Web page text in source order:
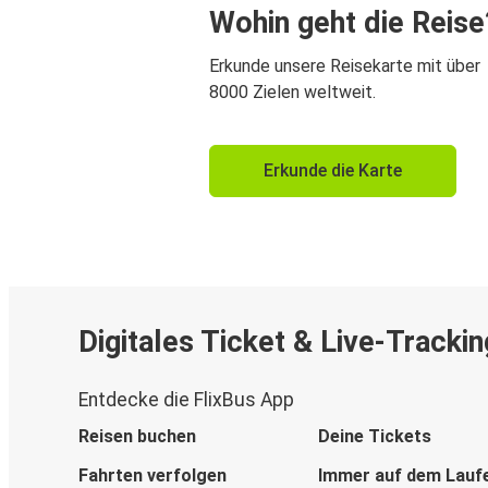
Wohin geht die
Erkunde unsere Reisekarte mit über
8000 Zielen weltweit.
Erkunde die Karte
Digitales Ticket & Live-
Entdecke die FlixBus App
Reisen buchen
Deine Tickets
Fahrten verfolgen
Immer auf dem